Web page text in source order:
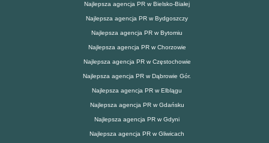
Najlepsza agencja PR w Bielsko-Białej
Najlepsza agencja PR w Bydgoszczy
Najlepsza agencja PR w Bytomiu
Najlepsza agencja PR w Chorzowie
Najlepsza agencja PR w Częstochowie
Najlepsza agencja PR w Dąbrowie Gór.
Najlepsza agencja PR w Elblągu
Najlepsza agencja PR w Gdańsku
Najlepsza agencja PR w Gdyni
Najlepsza agencja PR w Gliwicach